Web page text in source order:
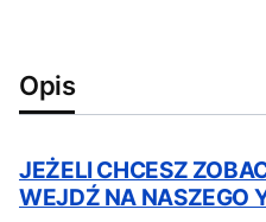
Opis
JEŻELI CHCESZ
WEJDŹ NA NASZEGO